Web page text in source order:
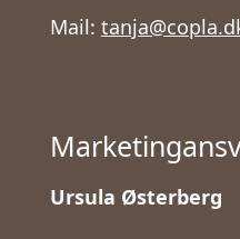
Mail:
Ursula Østerberg